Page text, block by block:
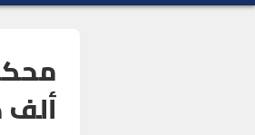
ألف